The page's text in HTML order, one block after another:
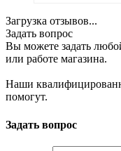
Загрузка отзывов...
Задать вопрос
Вы можете задать
или работе магазина.
Наши
помогут.
Задать вопрос